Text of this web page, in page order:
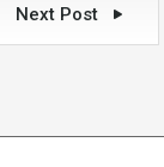
Next Post